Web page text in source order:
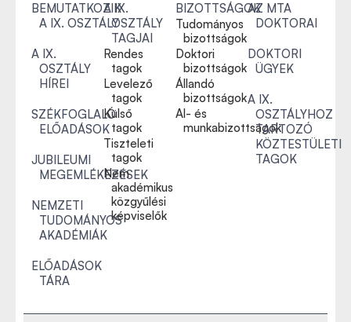
BEMUTATKOZIK
A IX. OSZTÁLY
A IX.
OSZTÁLY
HÍREI
SZÉKFOGLALÓ
ELŐADÁSOK
JUBILEUMI
MEGEMLÉKEZÉSEK
NEMZETI
TUDOMÁNYOS
AKADÉMIÁK
ELŐADÁSOK
TÁRA
A IX.
OSZTÁLY
TAGJAI
Rendes
tagok
Levelező
tagok
Külső
tagok
Tiszteleti
tagok
Nem
akadémikus
közgyűlési
képviselők
BIZOTTSÁGOK
Tudományos
bizottságok
Doktori
bizottságok
Állandó
bizottságok
Al- és
munkabizottságok
AZ MTA
DOKTORAI
DOKTORI
ÜGYEK
A IX.
OSZTÁLYHOZ
TARTOZÓ
KÖZTESTÜLETI
TAGOK